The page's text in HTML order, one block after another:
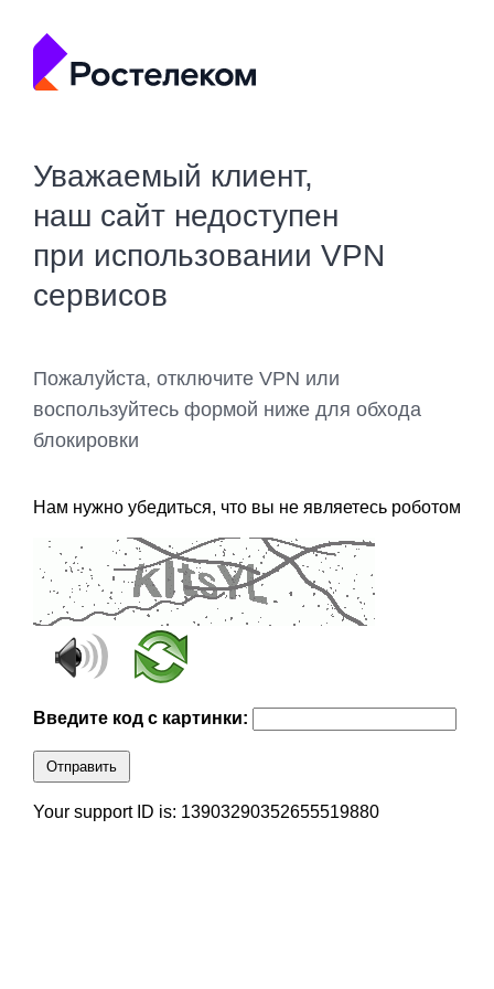
Уважаемый клиент,
наш сайт недоступен
при использовании VPN
сервисов
Пожалуйста, отключите VPN или
воспользуйтесь формой ниже для обхода
блокировки
Нам нужно убедиться, что вы не являетесь роботом
Введите код с картинки:
Отправить
Your support ID is: 13903290352655519880